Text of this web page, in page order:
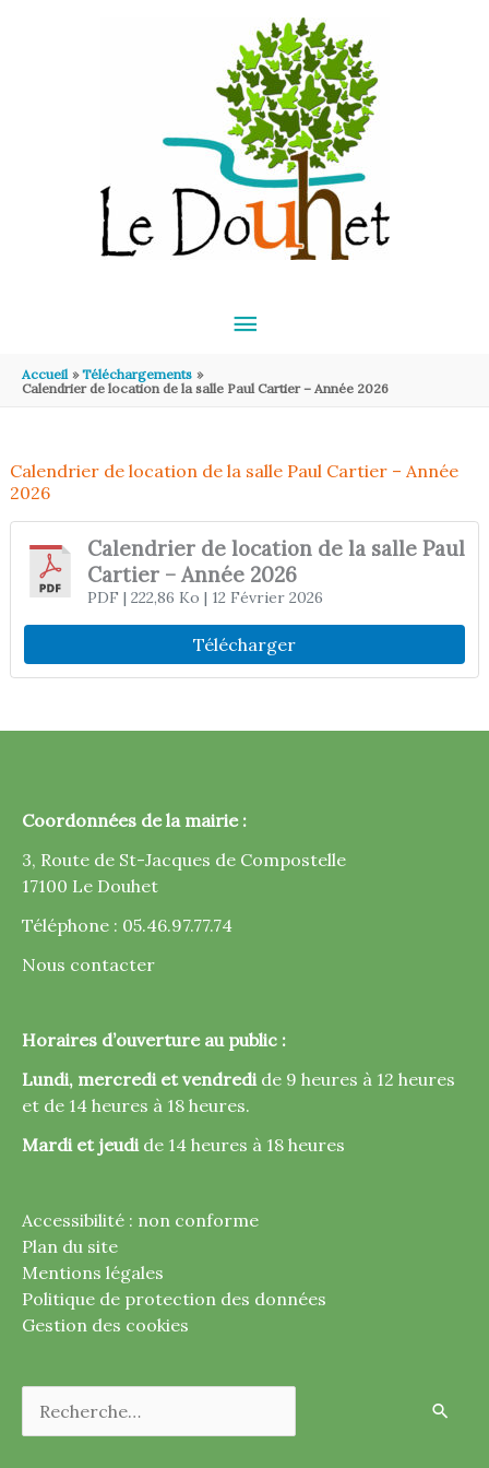
MENU
PRINCIPAL
Accueil
Téléchargements
Calendrier de location de la salle Paul Cartier – Année 2026
Calendrier de location de la salle Paul Cartier – Année
2026
Calendrier de location de la salle Paul
Cartier – Année 2026
PDF | 222,86 Ko | 12 Février 2026
Télécharger
Coordonnées de la mairie :
3, Route de St-Jacques de Compostelle
17100 Le Douhet
Téléphone : 05.46.97.77.74
Nous contacter
Horaires d’ouverture au public :
Lundi, mercredi et vendredi de 9 heures à 12 heures
et de 14 heures à 18 heures.
Mardi et jeudi de 14 heures à 18 heures
Accessibilité : non conforme
Plan du site
Mentions légales
Politique de protection des données
Gestion des cookies